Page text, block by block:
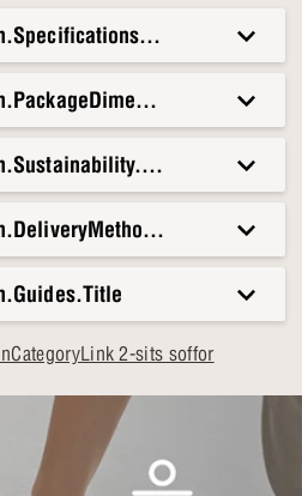
2-sits soffor